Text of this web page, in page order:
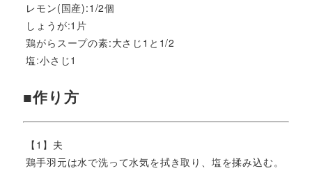
レモン(国産):1/2個
しょうが:1片
鶏がらスープの素:大さじ1と1/2
塩:小さじ1
■作り方
【1】夫
鶏手羽元は水で洗って水気を拭き取り、塩を揉み込む。